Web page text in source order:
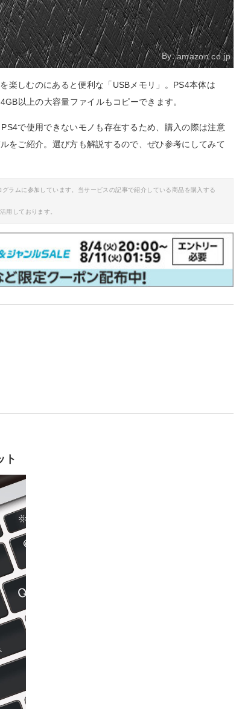
By:amazon.co.jp
楽しむのにあると便利な「USBメモリ」。PS4本体は
以上の大容量ファイルもコピーできます。
で使用できないモノも存在するため、購入の際は注意
をご紹介。選び方も解説するので、ぜひ参考にしてみて
ラムに参加しています。当サービスの記事で紹介している商品を購入する
用しております。
ト